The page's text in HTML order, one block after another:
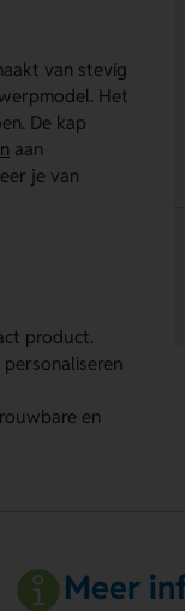
van stevig
Het
De kap
aan
je van
product.
en
Meer